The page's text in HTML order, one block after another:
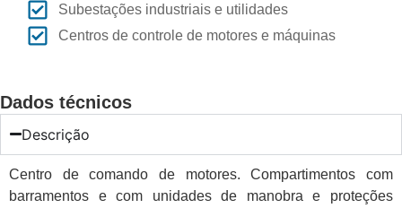
Subestações industriais e utilidades
Centros de controle de motores e máquinas
Dados técnicos
Descrição
Centro de comando de motores. Compartimentos com
barramentos e com unidades de manobra e proteções